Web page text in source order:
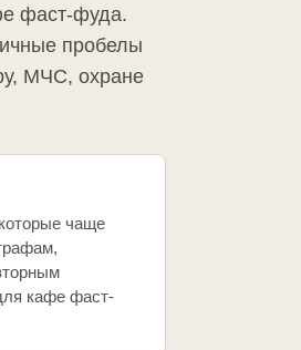
фаст-фуда.
пробелы
МЧС, охране
чаще
кафе фаст-